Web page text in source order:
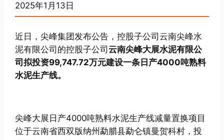
2025年1月13日
近日，尖峰集团发布公告，控股子公司云南尖峰水
泥有限公司的控股子公司云南尖峰大展水泥有限公
司拟投资99,747.72万元建设一条日产4000吨熟料
水泥生产线。
尖峰大展日产4000吨熟料水泥生产线减量置换项目
位于云南省西双版纳州勐腊县勐仑镇曼贺科村，投